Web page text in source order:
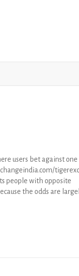
users bet against one
people with opposite
the odds are